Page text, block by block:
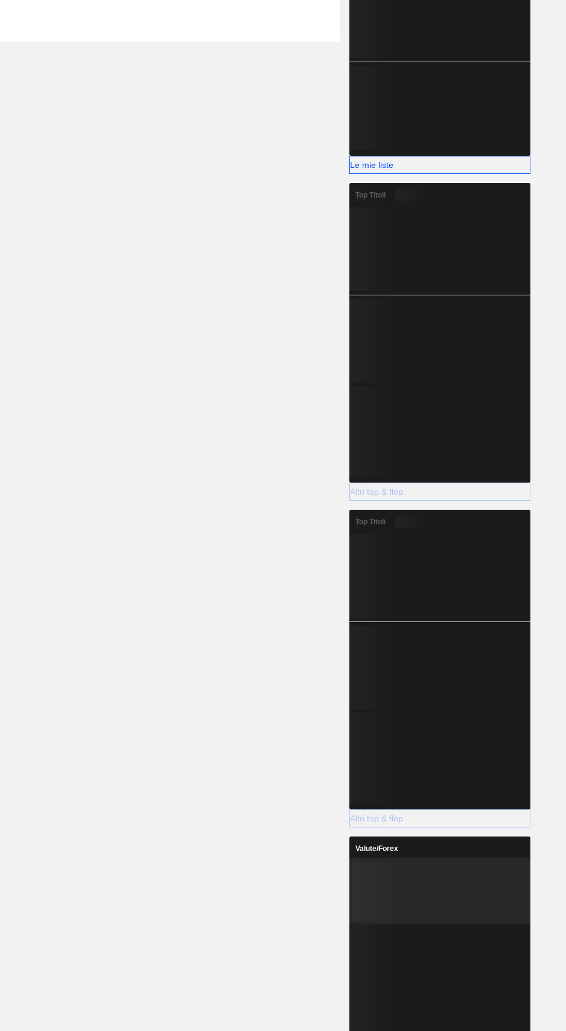
Le mie liste
Top Titoli
Altri top & flop
Top Titoli
Altri top & flop
Valute/Forex